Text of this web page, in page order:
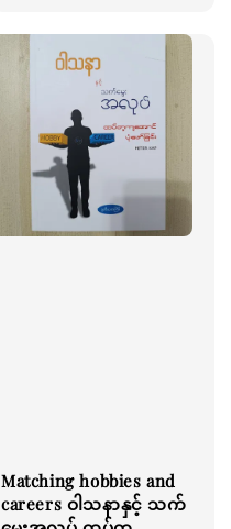
Matching hobbies and
careers ဝါသနာနှင့် သက်